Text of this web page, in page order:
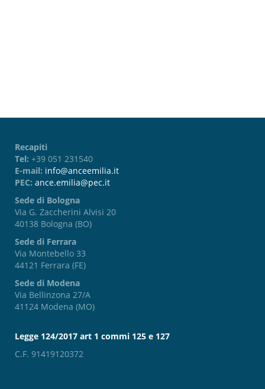
Recapiti
Tel: +39 051 231540
E-mail: info@anceemilia.it
PEC: ance.emilia@pec.it
Sede di Bologna
Via G. Zaccherini Alvisi 20
40138 Bologna (BO)
Sede di Ferrara
Via Montebello 33
44121 Ferrara (FE)
Sede di Modena
Via Bellinzona 27/A
41124 Modena (MO)
Legge 124/2017 art 1 commi 125 e 127
C.F. 91419120372